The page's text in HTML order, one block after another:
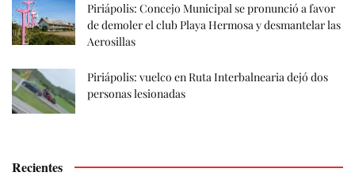
Piriápolis: Concejo Municipal se pronunció a favor
de demoler el club Playa Hermosa y desmantelar las
Aerosillas
Piriápolis: vuelco en Ruta Interbalnearia dejó dos
personas lesionadas
Recientes